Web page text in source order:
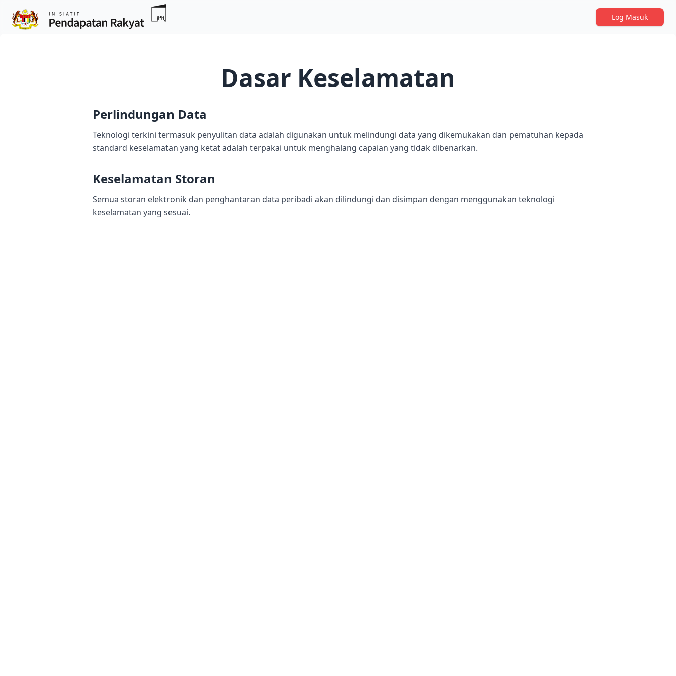
Log Masuk
Dasar Keselamatan
Perlindungan Data
Teknologi terkini termasuk penyulitan data adalah digunakan untuk melindungi data yang dikemukakan dan pematuhan kepada
standard keselamatan yang ketat adalah terpakai untuk menghalang capaian yang tidak dibenarkan.
Keselamatan Storan
Semua storan elektronik dan penghantaran data peribadi akan dilindungi dan disimpan dengan menggunakan teknologi
keselamatan yang sesuai.